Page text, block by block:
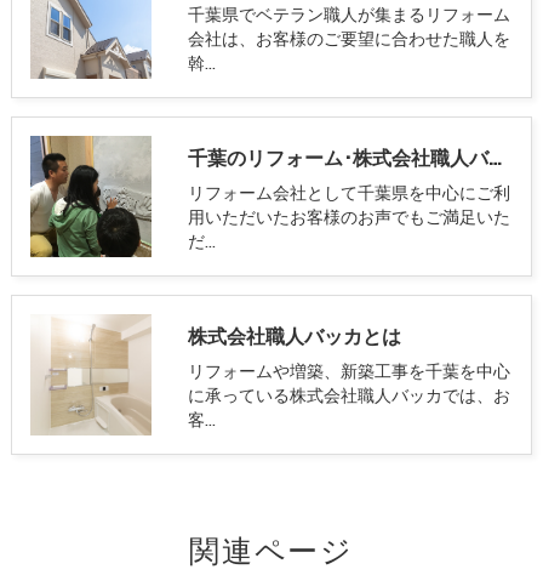
千葉県でベテラン職人が集まるリフォーム
会社は、お客様のご要望に合わせた職人を
斡…
千葉のリフォーム･株式会社職人バッカのお客様の声
リフォーム会社として千葉県を中心にご利
用いただいたお客様のお声でもご満足いた
だ…
株式会社職人バッカとは
リフォームや増築、新築工事を千葉を中心
に承っている株式会社職人バッカでは、お
客…
関連ページ